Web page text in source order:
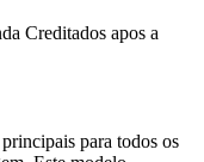
Creditados apos a
para todos os